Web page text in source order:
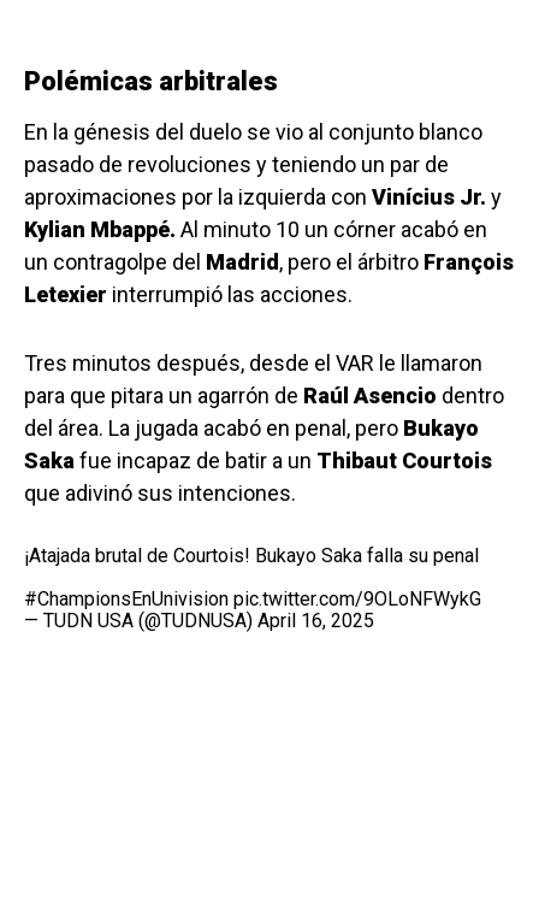
Polémicas arbitrales
En la génesis del duelo se vio al conjunto blanco
pasado de revoluciones y teniendo un par de
aproximaciones por la izquierda con Vinícius Jr. y
Kylian Mbappé. Al minuto 10 un córner acabó en
un contragolpe del Madrid , pero el árbitro François
Letexier interrumpió las acciones.
Tres minutos después, desde el VAR le llamaron
para que pitara un agarrón de Raúl Asencio dentro
del área. La jugada acabó en penal, pero Bukayo
Saka fue incapaz de batir a un Thibaut Courtois
que adivinó sus intenciones.
¡Atajada brutal de Courtois! Bukayo Saka falla su penal
#ChampionsEnUnivision pic.twitter.com/9OLoNFWykG
— TUDN USA (@TUDNUSA) April 16, 2025